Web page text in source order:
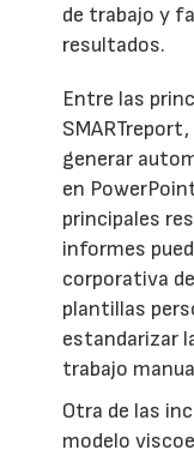
de trabajo y
resultados.
Entre las
generar
en
principales
informes
corporativa
plantillas
estandarizar
trabajo
Otra de las
modelo